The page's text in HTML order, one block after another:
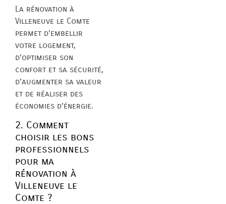
La rénovation à
Villeneuve le Comte
permet d’embellir
votre logement,
d’optimiser son
confort et sa sécurité,
d’augmenter sa valeur
et de réaliser des
économies d’énergie.
2. Comment
choisir les bons
professionnels
pour ma
rénovation à
Villeneuve le
Comte ?